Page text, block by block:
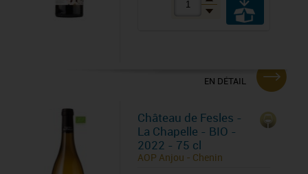
EN DÉTAIL
Château de Fesles -
La Chapelle - BIO -
2022 - 75 cl
AOP Anjou - Chenin